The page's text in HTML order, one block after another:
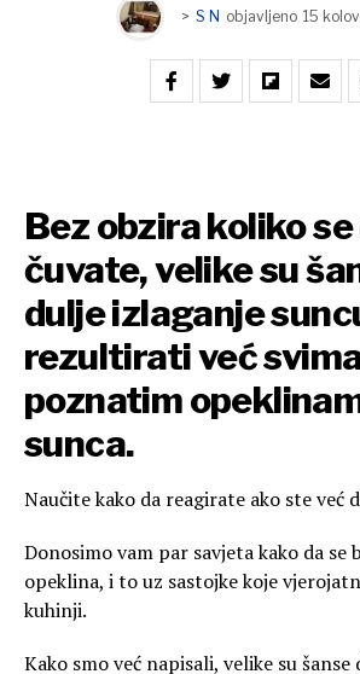
> S N objavljeno 15
Bez obzira koliko
čuvate, velike su
dulje izlaganje
rezultirati već
poznatim
sunca.
Naučite kako da reagirate ako ste već
Donosimo vam par savjeta kako da
opeklina, i to uz sastojke koje
kuhinji.
Kako smo već napisali, velike su